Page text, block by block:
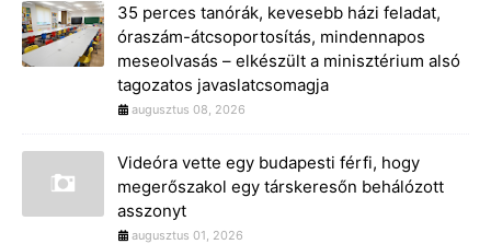
35 perces tanórák, kevesebb házi feladat,
óraszám-átcsoportosítás, mindennapos
meseolvasás – elkészült a minisztérium alsó
tagozatos javaslatcsomagja
augusztus 08, 2026
Videóra vette egy budapesti férfi, hogy
megerőszakol egy társkeresőn behálózott
asszonyt
augusztus 01, 2026